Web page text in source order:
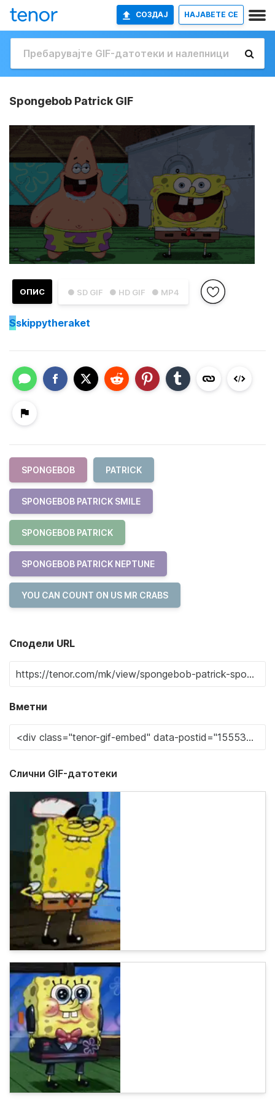
СОЗДАЈ НАЈАВETE СЕ
Spongebob Patrick GIF
● SD GIF ● HD GIF ● MP4
ОПИС
Sskippytheraket
SPONGEBOB PATRICK
SPONGEBOB PATRICK SMILE
SPONGEBOB PATRICK
SPONGEBOB PATRICK NEPTUNE
YOU CAN COUNT ON US MR CRABS
Сподели URL
Вметни
Слични GIF-датотеки